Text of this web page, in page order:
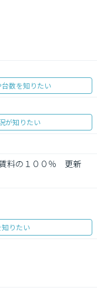
数を知りたい
が知りたい
料の１００％　更新
りたい